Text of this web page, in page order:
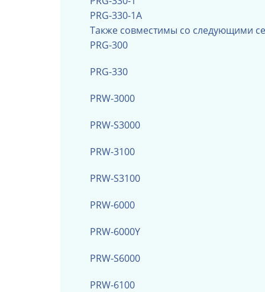
PRG-330-1A
Также совместимы со следующими
PRG-300
PRG-330
PRW-3000
PRW-S3000
PRW-3100
PRW-S3100
PRW-6000
PRW-6000Y
PRW-S6000
PRW-6100